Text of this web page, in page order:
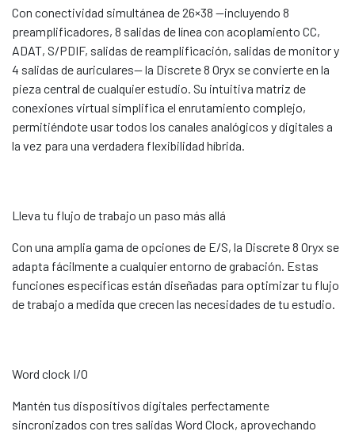
Con conectividad simultánea de 26×38 —incluyendo 8
preamplificadores, 8 salidas de línea con acoplamiento CC,
ADAT, S/PDIF, salidas de reamplificación, salidas de monitor y
4 salidas de auriculares— la Discrete 8 Oryx se convierte en la
pieza central de cualquier estudio. Su intuitiva matriz de
conexiones virtual simplifica el enrutamiento complejo,
permitiéndote usar todos los canales analógicos y digitales a
la vez para una verdadera flexibilidad híbrida.
Lleva tu flujo de trabajo un paso más allá
Con una amplia gama de opciones de E/S, la Discrete 8 Oryx se
adapta fácilmente a cualquier entorno de grabación. Estas
funciones específicas están diseñadas para optimizar tu flujo
de trabajo a medida que crecen las necesidades de tu estudio.
Word clock I/O
Mantén tus dispositivos digitales perfectamente
sincronizados con tres salidas Word Clock, aprovechando